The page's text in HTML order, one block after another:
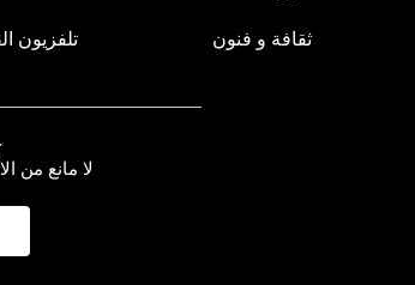
ثقافة و فنون تلفزيون
لا مانع من